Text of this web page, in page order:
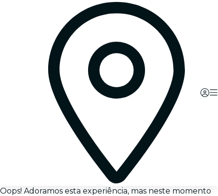
Oops! Adoramos esta experiência, mas neste momento